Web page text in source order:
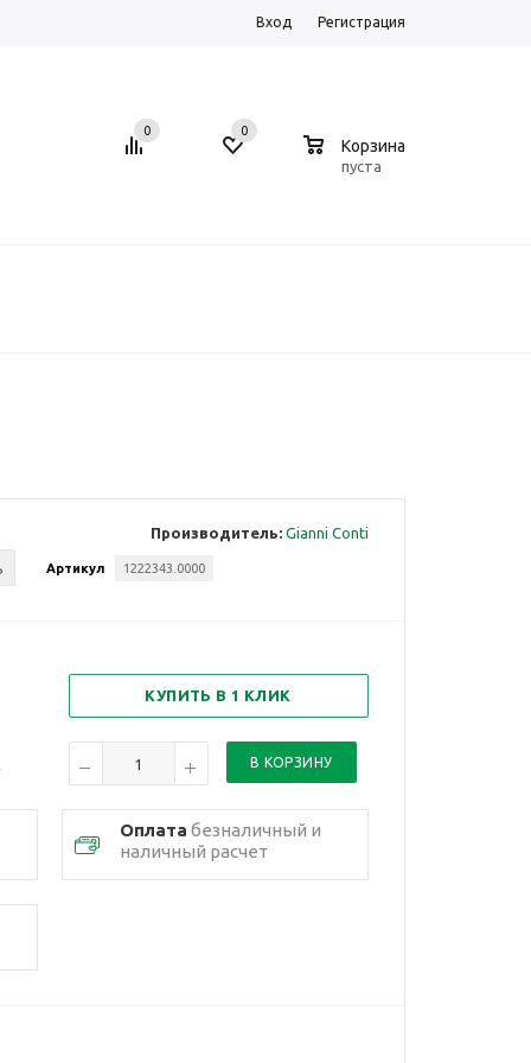
Вход Регистрация
0 0
Корзина
пуста
Производитель: Gianni Conti
Артикул 1222343.0000
КУПИТЬ В 1 КЛИК
Оплата безналичный и
наличный расчет